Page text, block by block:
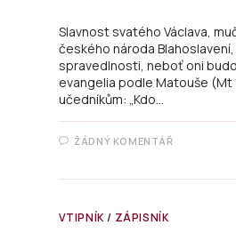
Slavnost svatého Václava,
českého národa
spravedlnosti, neboť oni
evangelia podle Matouše (Mt
učedníkům: „Kdo…
ŽÁDNÝ KOMENTÁŘ
VTIPNÍK/ ZÁPISNÍK